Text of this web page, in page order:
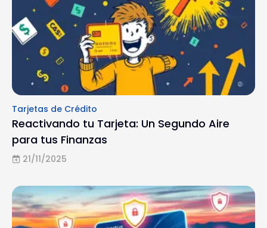
Tarjetas de Crédito
Reactivando tu Tarjeta: Un Segundo Aire
para tus Finanzas
21/11/2025